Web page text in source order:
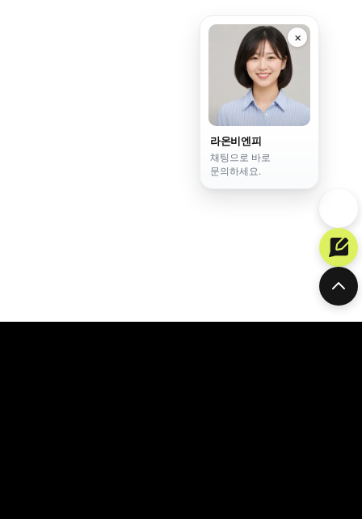
×
라온비엔피
채팅으로 바로
문의하세요.